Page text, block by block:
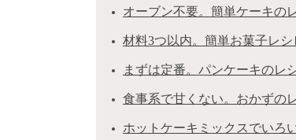
オーブン不要。簡単ケーキの
材料3つ以内。簡単お菓子レシ
まずは定番。パンケーキのレ
食事系で甘くない。おかずの
ホットケーキミックスでいろ